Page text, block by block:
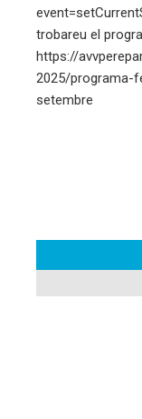
trobareu el
https://
2025/programa-
setembre